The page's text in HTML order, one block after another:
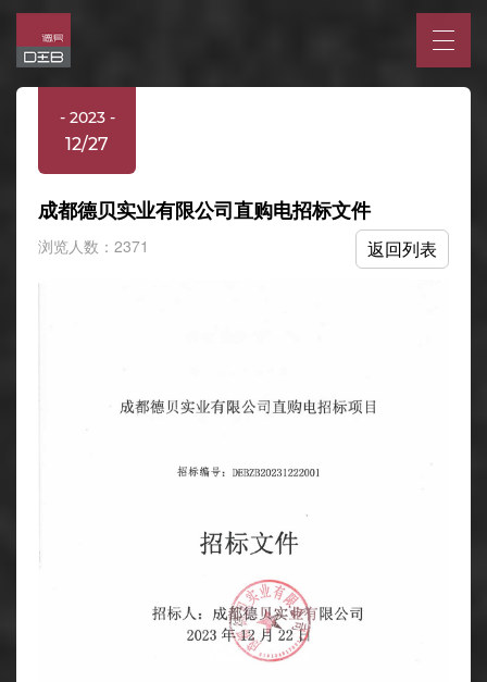
- 2023 -
12/27
成都德贝实业有限公司直购电招标文件
返回列表
浏览人数：2371